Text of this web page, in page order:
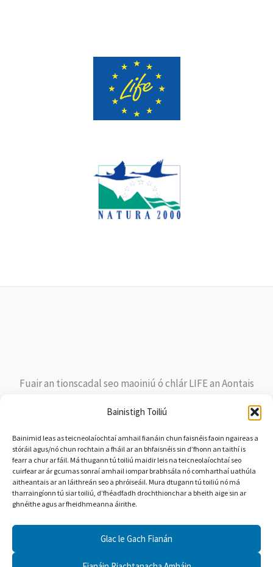
Bainistigh Toiliú
Bainimid leas as teicneolaíochtaí amhail fianáin chun faisnéis faoin ngaireas a
stóráil agus/nó chun rochtain a fháil ar an bhfaisnéis sin d’fhonn an taithí is
fearr a chur ar fáil. Má thugann tú toiliú maidir leis na teicneolaíochtaí seo
cuirfear ar ár gcumas sonraí amhail iompar brabhsála nó comharthaí uathúla
aitheantais ar an láithreán seo a phróiseáil. Mura dtugann tú toiliú nó má
tharraingíonn tú siar toiliú, d’fhéadfadh drochthionchar a bheith aige sin ar
ghnéithe agus ar fheidhmeanna áirithe.
Glac le Gach Fianán
Fuair an tionscadal seo maoiniú ó chlár LIFE an Aontais
NAT/IE/000263 LIFE ar Mhachaire. Ní léiríonn ábhar an tsuímh
ghréasáin seo ach dearcadh an údair. Níl an Ghníomhaireacht
Feidhmiúcháin um Fhiontair Bheaga agus Mheánmhéide
(EASME) ná an Coimisiún Eorpach freagrach as aon úsáid a
d’fhéadfaí a bhaint as an bhfaisnéis atá ann.